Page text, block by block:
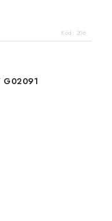
Kód: 206
G02091